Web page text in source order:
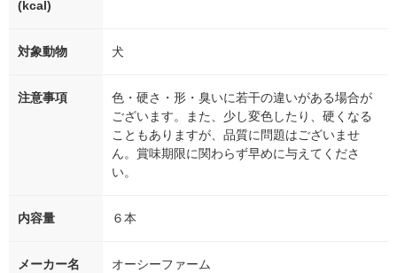
(kcal)
対象動物 犬
注意事項
色・硬さ・形・臭いに若干の違いがある場合が
ございます。また、少し変色したり、硬くなる
こともありますが、品質に問題はございませ
ん。賞味期限に関わらず早めに与えてくださ
い。
内容量 ６本
メーカー名 オーシーファーム